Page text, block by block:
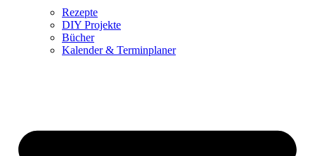
Rezepte
DIY Projekte
Bücher
Kalender & Terminplaner